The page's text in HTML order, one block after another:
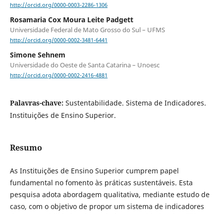
http://orcid.org/0000-0003-2286-1306
Rosamaria Cox Moura Leite Padgett
Universidade Federal de Mato Grosso do Sul – UFMS
http://orcid.org/0000-0002-3481-6441
Simone Sehnem
Universidade do Oeste de Santa Catarina – Unoesc
http://orcid.org/0000-0002-2416-4881
Palavras-chave: Sustentabilidade. Sistema de Indicadores.
Instituições de Ensino Superior.
Resumo
As Instituições de Ensino Superior cumprem papel
fundamental no fomento às práticas sustentáveis. Esta
pesquisa adota abordagem qualitativa, mediante estudo de
caso, com o objetivo de propor um sistema de indicadores